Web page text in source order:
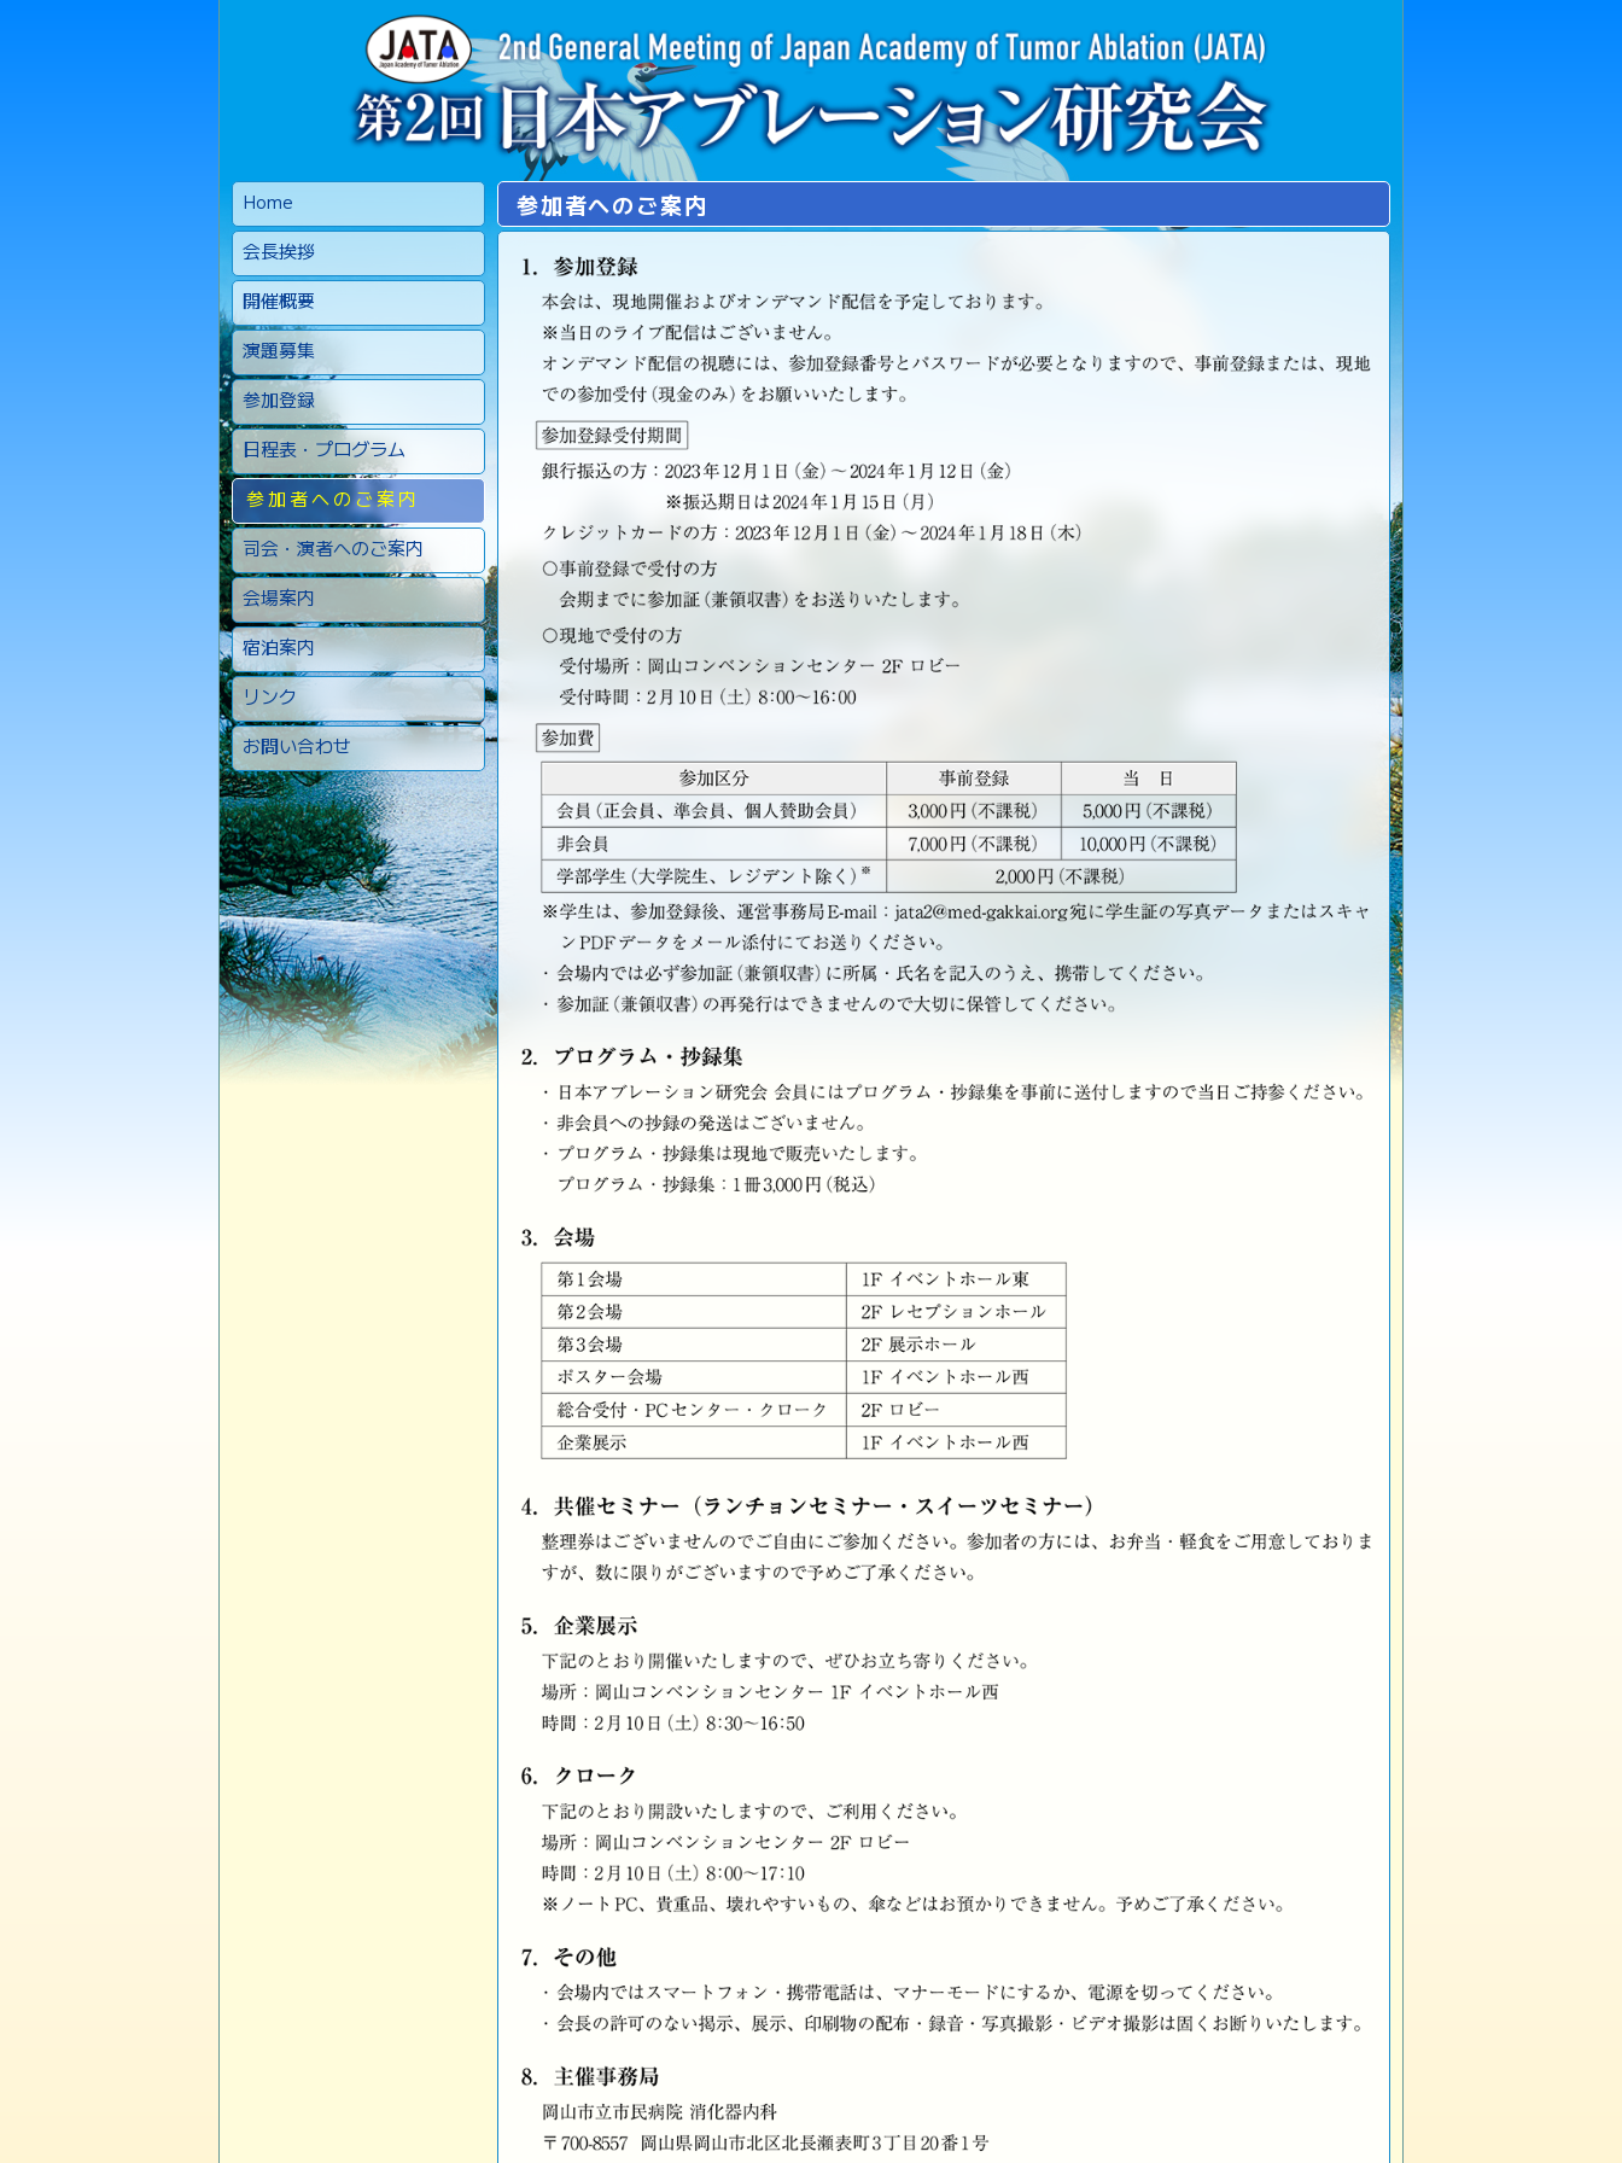
Home
会長挨拶
開催概要
演題募集
参加登録
日程表・プログラム
参加者へのご案内
司会・演者へのご案内
会場案内
宿泊案内
リンク
お問い合わせ
参加者へのご案内